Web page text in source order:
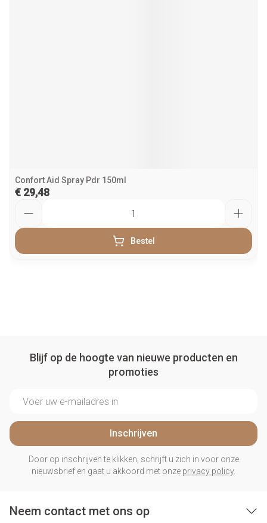
Confort Aid Spray Pdr 150ml
€ 29,48
Bestel
Blijf op de hoogte van nieuwe producten en
promoties
Inschrijven
Door op inschrijven te klikken, schrijft u zich in voor onze
nieuwsbrief en gaat u akkoord met onze privacy policy.
Neem contact met ons op